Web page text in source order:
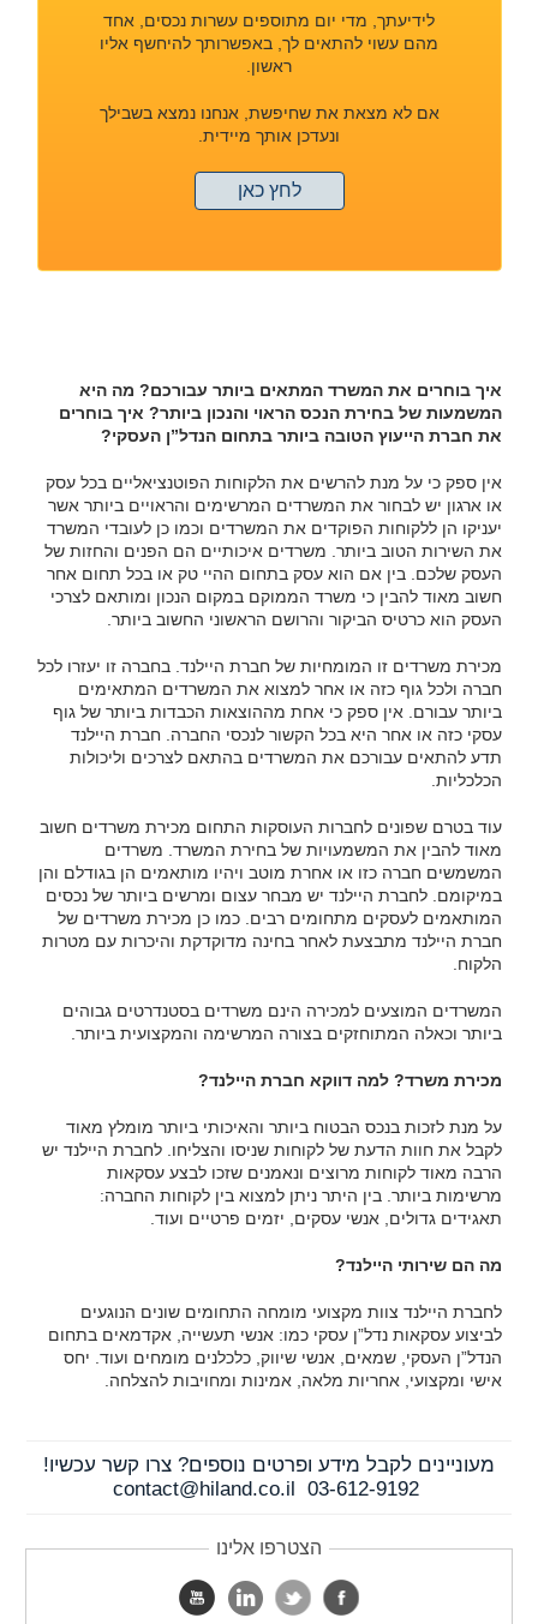
לידיעתך, מדי יום מתוספים עשרות נכסים, אחד
מהם עשוי להתאים לך, באפשרותך להיחשף אליו
ראשון.
אם לא מצאת את שחיפשת, אנחנו נמצא בשבילך
ונעדכן אותך מיידית.
לחץ כאן
איך בוחרים את המשרד המתאים ביותר עבורכם? מה היא
המשמעות של בחירת הנכס הראוי והנכון ביותר? איך בוחרים
את חברת הייעוץ הטובה ביותר בתחום הנדל”ן העסקי?
אין ספק כי על מנת להרשים את הלקוחות הפוטנציאליים בכל עסק
או ארגון יש לבחור את המשרדים המרשימים והראויים ביותר אשר
יעניקו הן ללקוחות הפוקדים את המשרדים וכמו כן לעובדי המשרד
את השירות הטוב ביותר. משרדים איכותיים הם הפנים והחזות של
העסק שלכם. בין אם הוא עסק בתחום ההיי טק או בכל תחום אחר
חשוב מאוד להבין כי משרד הממוקם במקום הנכון ומותאם לצרכי
העסק הוא כרטיס הביקור והרושם הראשוני החשוב ביותר.
מכירת משרדים זו המומחיות של חברת היילנד. בחברה זו יעזרו לכל
חברה ולכל גוף כזה או אחר למצוא את המשרדים המתאימים
ביותר עבורם. אין ספק כי אחת מההוצאות הכבדות ביותר של גוף
עסקי כזה או אחר היא בכל הקשור לנכסי החברה. חברת היילנד
תדע להתאים עבורכם את המשרדים בהתאם לצרכים וליכולות
הכלכליות.
עוד בטרם שפונים לחברות העוסקות התחום מכירת משרדים חשוב
מאוד להבין את המשמעויות של בחירת המשרד. משרדים
המשמשים חברה כזו או אחרת מוטב ויהיו מותאמים הן בגודלם והן
במיקומם. לחברת היילנד יש מבחר עצום ומרשים ביותר של נכסים
המותאמים לעסקים מתחומים רבים. כמו כן מכירת משרדים של
חברת היילנד מתבצעת לאחר בחינה מדוקדקת והיכרות עם מטרות
הלקוח.
המשרדים המוצעים למכירה הינם משרדים בסטנדרטים גבוהים
ביותר וכאלה המתוחזקים בצורה המרשימה והמקצועית ביותר.
מכירת משרד? למה דווקא חברת היילנד?
על מנת לזכות בנכס הבטוח ביותר והאיכותי ביותר מומלץ מאוד
לקבל את חוות הדעת של לקוחות שניסו והצליחו. לחברת היילנד יש
הרבה מאוד לקוחות מרוצים ונאמנים שזכו לבצע עסקאות
מרשימות ביותר. בין היתר ניתן למצוא בין לקוחות החברה:
תאגידים גדולים, אנשי עסקים, יזמים פרטיים ועוד.
מה הם שירותי היילנד?
לחברת היילנד צוות מקצועי מומחה התחומים שונים הנוגעים
לביצוע עסקאות נדל”ן עסקי כמו: אנשי תעשייה, אקדמאים בתחום
הנדל”ן העסקי, שמאים, אנשי שיווק, כלכלנים מומחים ועוד. יחס
אישי ומקצועי, אחריות מלאה, אמינות ומחויבות להצלחה.
מעוניינים לקבל מידע ופרטים נוספים? צרו קשר עכשיו!
contact@hiland.co.il 03-612-9192
הצטרפו אלינו